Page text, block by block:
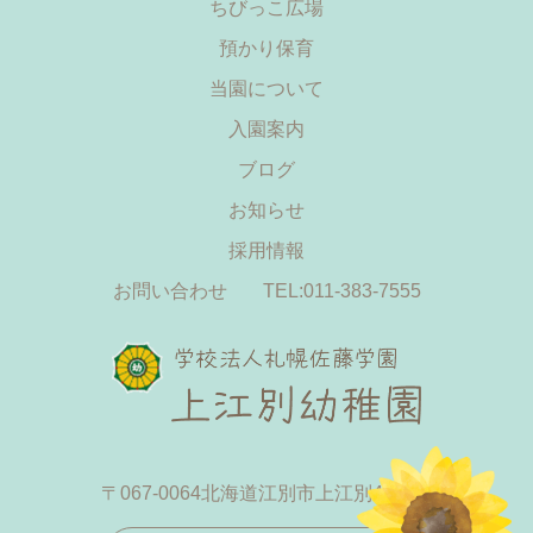
ちびっこ広場
預かり保育
当園について
入園案内
ブログ
お知らせ
採用情報
お問い合わせ
TEL:011-383-7555
〒067-0064北海道江別市上江別433-19